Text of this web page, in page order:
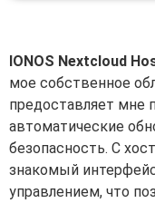
IONOS Nextcloud
мое собственное
предоставляет мне
автоматические
безопасность. С
знакомый
управлением, что